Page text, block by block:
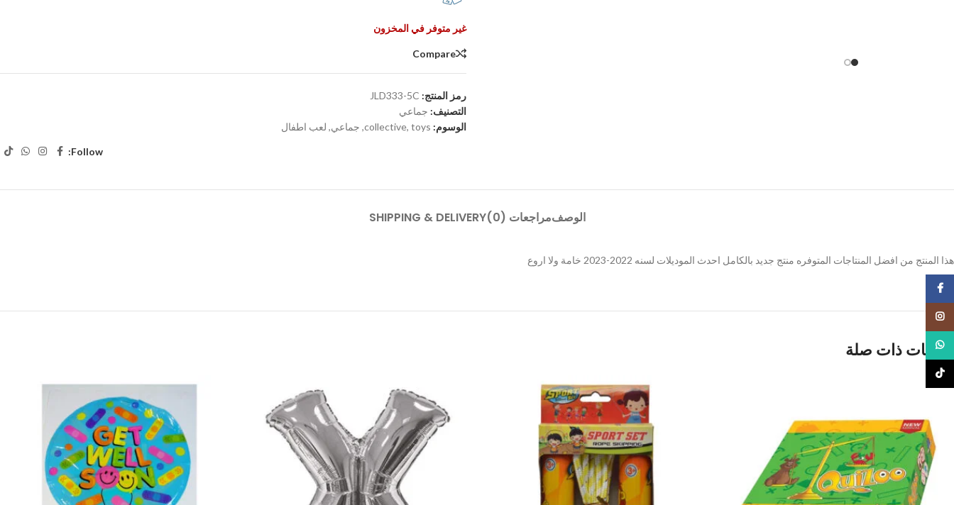
غير متوفر في المخزون
Compare
رمز المنتج: JLD333-5C
التصنيف: جماعي
الوسوم:
collective, toys
, جماعي, لعب اطفال
Follow:
الوصفمراجعات (0) SHIPPING & DELIVERY
هذا المنتج من افضل المنتاجات المتوفره منتج جديد بالكامل احدث الموديلات لسنه 2022-2023 خامة ولا اروع
منتجات ذات صلة
WhatsApp